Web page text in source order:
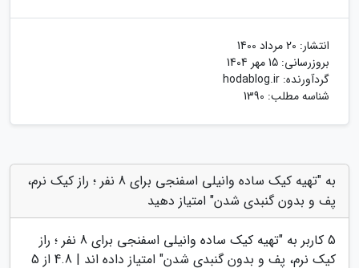
انتشار: 20 مرداد 1400
بروزرسانی: 15 مهر 1404
گردآورنده: hodablog.ir
شناسه مطلب: 1390
به "تهیه کیک ساده وانیلی اسفنجی برای 8 نفر ؛ راز کیک نرم،
پف و بدون گنبدی شدن" امتیاز دهید
5 کاربر به "
تهیه کیک ساده وانیلی اسفنجی برای 8 نفر ؛ راز
کیک نرم، پف و بدون گنبدی شدن" امتیاز داده اند | 4.8 از 5